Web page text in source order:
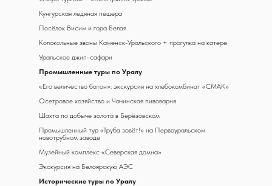
Кунгурская ледяная пещера
Посёлок Висим и гора Белая
Колокольные звоны Каменск-Уральского + прогулка на катере
Уральское джип-сафари
Промышленные туры по Уралу
«Его величество батон»: экскурсия на хлебокомбинат «СМАК»
Осетровое хозяйство и Чачинская пивоварня
Шахта по добыче золота в Берёзовском
Промышленный тур «Труба зовёт!» на Первоуральском
новотрубном заводе
Музейный комплекс «Северская домна»
Экскурсия на Белоярскую АЭС
Исторические туры по Уралу